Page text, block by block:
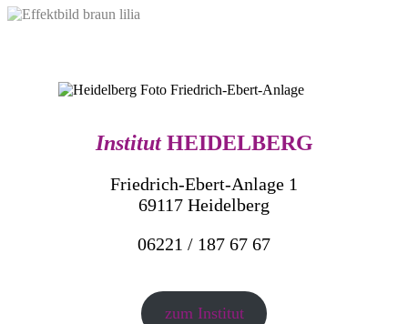
Institut HEIDELBERG
Friedrich-Ebert-Anlage 1
69117 Heidelberg
06221 / 187 67 67
zum Institut